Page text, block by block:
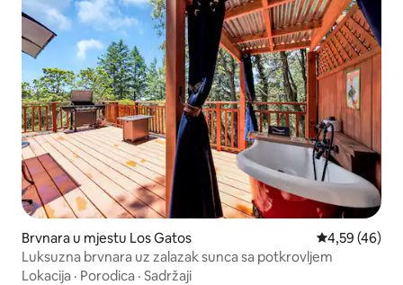
Brvnara u mjestu Los Gatos prosječna
4,59 (46)
Luksuzna brvnara uz zalazak sunca sa potkrovljem
Lokacija · Porodica · Sadržaji